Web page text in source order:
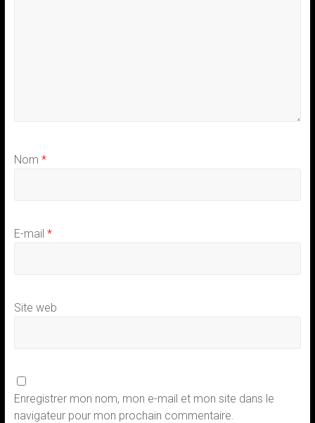
Nom *
E-mail *
Site web
Enregistrer mon nom, mon e-mail et mon site dans le
navigateur pour mon prochain commentaire.